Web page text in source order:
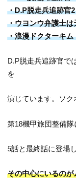
・D.P脱走兵追跡官
・ウヨンウ弁護士
・浪漫ドクターキ
D.P脱走兵追跡官で
を
演じています。ソク
第18機甲旅団整備隊
5話と最終話に登場
その中心にいるの